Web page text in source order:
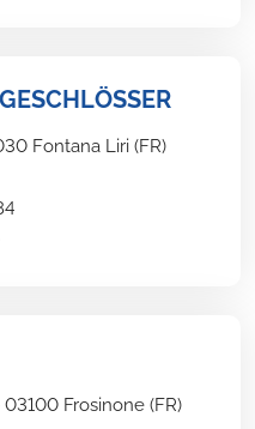
Fontana Liri (FR)
Frosinone (FR)